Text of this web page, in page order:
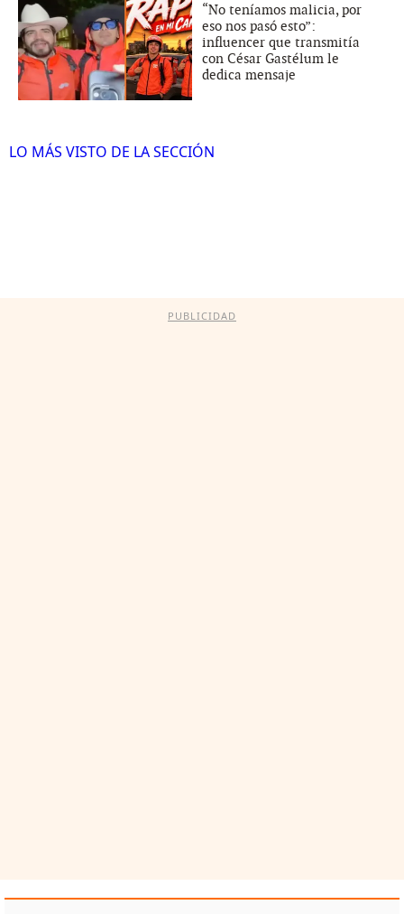
“No teníamos malicia, por
eso nos pasó esto”:
influencer que transmitía
con César Gastélum le
dedica mensaje
LO MÁS VISTO DE LA SECCIÓN
PUBLICIDAD